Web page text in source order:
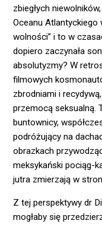
zbiegłych
Oceanu Atlantyckiego
wolności” i to w
dopiero zaczynała
absolutyzmy? W
filmowych
zbrodniami i
przemocą seksualną.
buntownicy,
podróżujący na
obrazkach
meksykański pociąg-
jutra zmierzają w
Z tej perspektywy dr
mogłaby się